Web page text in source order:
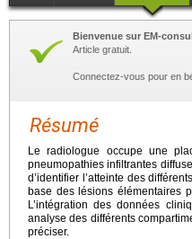
Bienvenue sur EM-
Article gratuit.
Connectez-vous pour en
Résumé
Le radiologue occupe une
pneumopathies infiltrantes
d’identifier l’atteinte des
base des lésions élémentaires
L’intégration des données
analyse des différents
préciser.